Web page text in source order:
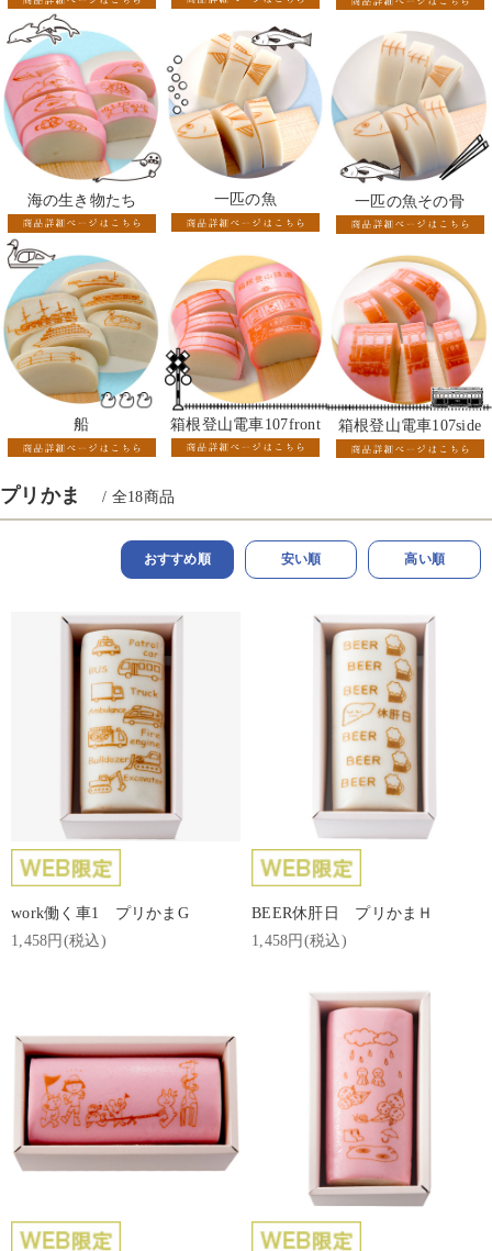
海の生き物たち 一匹の魚 一匹の魚その骨
船 箱根登山電車107front 箱根登山電車107side
プリかま / 全18商品
おすすめ順 安い順 高い順
work働く車1 プリかまG
1,458円(税込)
BEER休肝日 プリかまＨ
1,458円(税込)